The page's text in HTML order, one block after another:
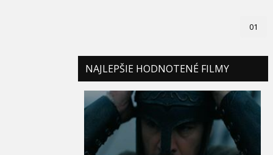
01
NAJLEPŠIE HODNOTENÉ FILMY